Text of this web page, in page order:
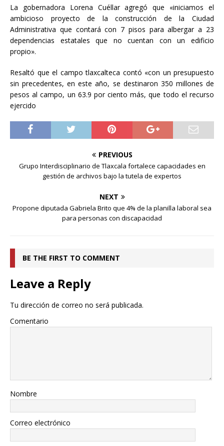
La gobernadora Lorena Cuéllar agregó que «iniciamos el
ambicioso proyecto de la construcción de la Ciudad
Administrativa que contará con 7 pisos para albergar a 23
dependencias estatales que no cuentan con un edificio
propio».
Resaltó que el campo tlaxcalteca contó «con un presupuesto
sin precedentes, en este año, se destinaron 350 millones de
pesos al campo, un 63.9 por ciento más, que todo el recurso
ejercido
PREVIOUS
Grupo Interdisciplinario de Tlaxcala fortalece capacidades en
gestión de archivos bajo la tutela de expertos
NEXT
Propone diputada Gabriela Brito que 4% de la planilla laboral sea
para personas con discapacidad
BE THE FIRST TO COMMENT
Leave a Reply
Tu dirección de correo no será publicada.
Comentario
Nombre
Correo electrónico